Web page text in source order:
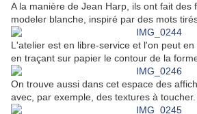
A la manière de Jean Harp, ils ont fait des
modeler blanche, inspiré par des mots
L'atelier est en libre-service et l'on peut
en traçant sur papier le contour de la
On trouve aussi dans cet espace des
avec, par exemple, des textures à toucher.